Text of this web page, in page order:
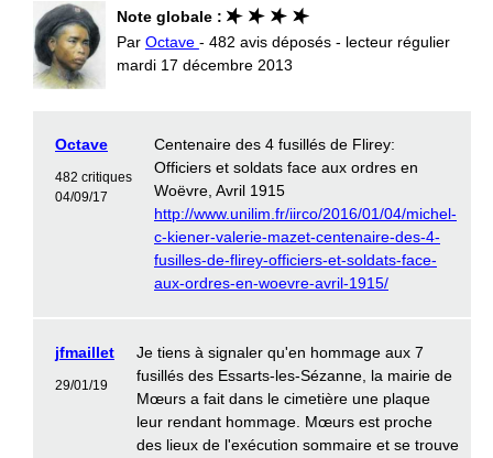
Note globale :
Par Octave - 482 avis déposés - lecteur régulier
mardi 17 décembre 2013
Octave
482 critiques
04/09/17
Centenaire des 4 fusillés de Flirey:
Officiers et soldats face aux ordres en
Woëvre, Avril 1915
http://www.unilim.fr/iirco/2016/01/04/michel-
c-kiener-valerie-mazet-centenaire-des-4-
fusilles-de-flirey-officiers-et-soldats-face-
aux-ordres-en-woevre-avril-1915/
jfmaillet
29/01/19
Je tiens à signaler qu'en hommage aux 7
fusillés des Essarts-les-Sézanne, la mairie de
Mœurs a fait dans le cimetière une plaque
leur rendant hommage. Mœurs est proche
des lieux de l'exécution sommaire et se trouve